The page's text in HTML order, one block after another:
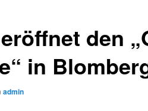
den
in
admin